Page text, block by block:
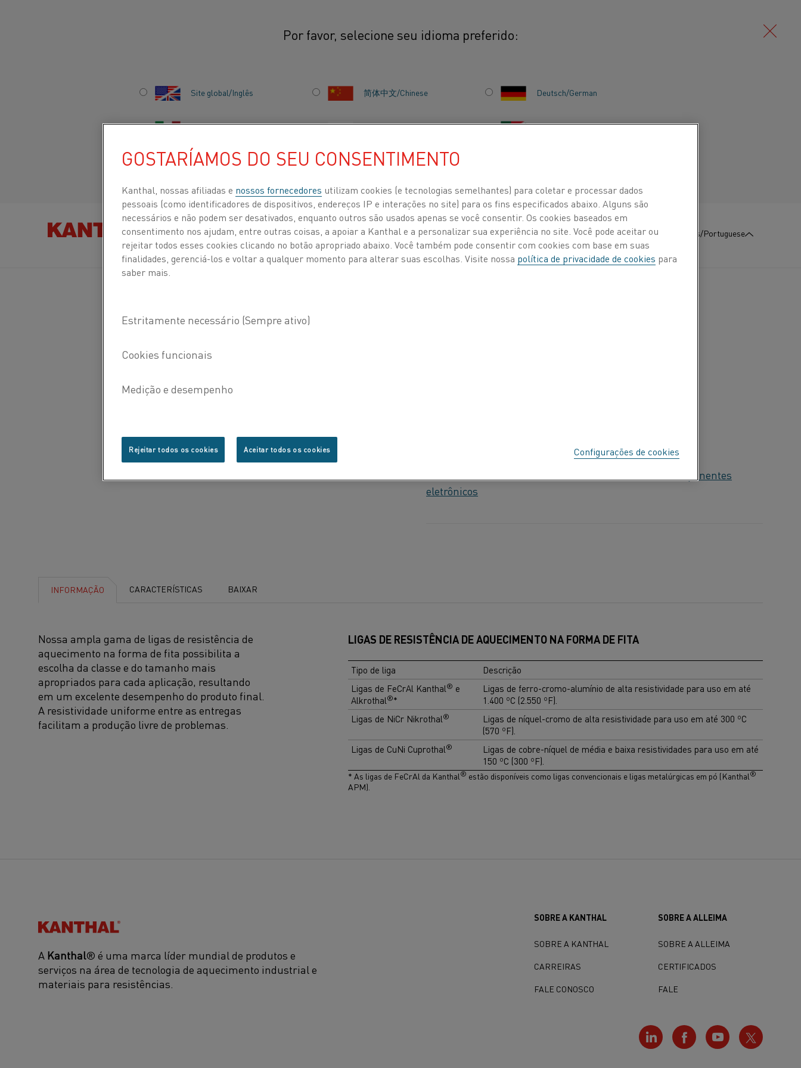
Por favor, selecione seu idioma preferido:
Site global/Inglês 简体中文/Chinese Deutsch/German
Italiano/Italian 日本語/Japanese Português/Portuguese
Español/Spanish Français/French
ENCONTRE PRODUTOS POR SOBRE NÓS CENTRO DE CONHECIMENTO : Contate-Nos Português/Portuguese
Material para resistências e alta temperatura
temperatura e de resistência elétrica. Os tamanhos padrão têm espessura de
0,10 a 3,5 mm (0,0039 a 0,1378 polegadas) e largura de 4 a 195 mm (0,157 a 7,68
Precisa
saber
ENTRE EM CONTATO
Componentes
eletrônicos
INFORMAÇÃO CARACTERÍSTICAS BAIXAR
Nossa ampla gama de ligas de resistência de
aquecimento na forma de fita possibilita a
escolha da classe e do tamanho mais
apropriados para cada aplicação, resultando
em um excelente desempenho do produto final.
A resistividade uniforme entre as entregas
facilitam a produção livre de problemas.
LIGAS DE RESISTÊNCIA DE AQUECIMENTO NA FORMA DE FITA
Tipo de liga
Descrição
Ligas de FeCrAl Kanthal® e
Alkrothal®*
Ligas de ferro-cromo-alumínio de alta resistividade para uso em até
1.400 ºC (2.550 ºF).
Ligas de NiCr Nikrothal®
Ligas de níquel-cromo de alta resistividade para uso em até 300 ºC
(570 ºF).
Ligas de CuNi Cuprothal®
Ligas de cobre-níquel de média e baixa resistividades para uso em até
150 ºC (300 ºF).
* As ligas de FeCrAl da Kanthal® estão disponíveis como ligas convencionais e ligas metalúrgicas em pó (Kanthal®
APM).
Kanthal®
A Kanthal® é uma marca líder mundial de produtos e
serviços na área de tecnologia de aquecimento industrial e
materiais para resistências.
SOBRE A KANTHAL
SOBRE A KANTHAL
CARREIRAS
FALE CONOSCO
SOBRE A ALLEIMA
SOBRE A ALLEIMA
CERTIFICADOS
FALE
GOSTARÍAMOS DO SEU CONSENTIMENTO
Kanthal, nossas afiliadas e nossos fornecedores utilizam cookies (e tecnologias semelhantes) para coletar e processar dados
pessoais (como identificadores de dispositivos, endereços IP e interações no site) para os fins especificados abaixo. Alguns são
necessários e não podem ser desativados, enquanto outros são usados apenas se você consentir. Os cookies baseados em
consentimento nos ajudam, entre outras coisas, a apoiar a Kanthal e a personalizar sua experiência no site. Você pode aceitar ou
rejeitar todos esses cookies clicando no botão apropriado abaixo. Você também pode consentir com cookies com base em suas
finalidades, gerenciá-los e voltar a qualquer momento para alterar suas escolhas. Visite nossa política de privacidade de cookies para
saber mais.
Configurações de cookies
Rejeitar todos os cookies Aceitar todos os cookies